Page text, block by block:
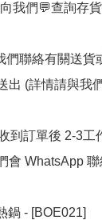
向我們💬查詢存
們聯絡有關送貨
出 (詳情請與我
到訂單後 2-3工
會 WhatsApp 聯
鍋 - [BOE021]